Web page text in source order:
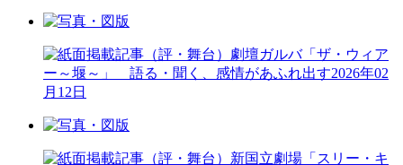
（評・舞台）劇壇ガルバ「ザ・ウィア
ー～堰～」 語る・聞く、感情があふれ出す2026年02
月12日
（評・舞台）新国立劇場「スリー・キ